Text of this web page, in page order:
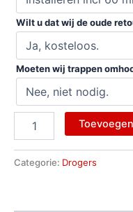
Wilt u dat wij de oude
Moeten wij trappen
Categorie: Drogers